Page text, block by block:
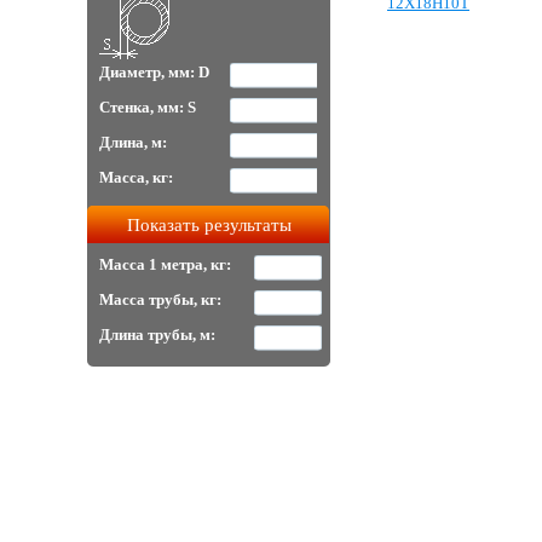
Диаметр, мм: D
Стенка, мм: S
Длина, м:
Масса, кг:
Масса 1 метра, кг:
Масса трубы, кг:
Длина трубы, м: